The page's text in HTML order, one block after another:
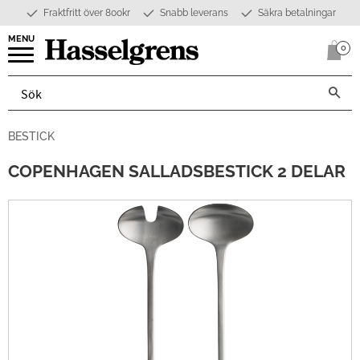
Meny
Fraktfritt över 800kr Snabb leverans Säkra betalningar
0
BESTICK
COPENHAGEN SALLADSBESTICK 2 DELAR